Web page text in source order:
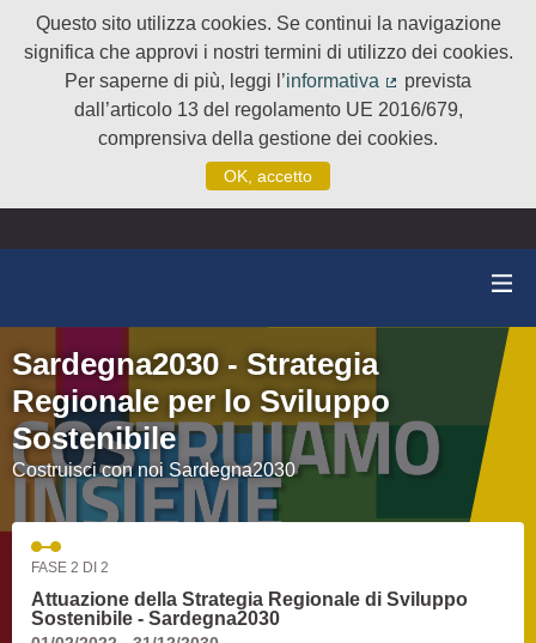
Questo sito utilizza cookies. Se continui la navigazione
significa che approvi i nostri termini di utilizzo dei cookies.
Per saperne di più, leggi l’informativa
(Collegamento
prevista
dall’articolo 13 del regolamento UE 2016/679,
comprensiva della gestione dei cookies.
OK, accetto
Sardegna2030 - Strategia
Regionale per lo Sviluppo
Sostenibile
Costruisci con noi Sardegna2030
FASE 2 DI 2
Attuazione della Strategia Regionale di Sviluppo
Sostenibile - Sardegna2030